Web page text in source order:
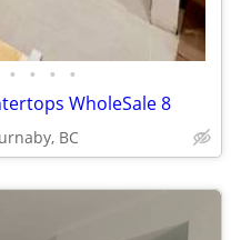
• • • •
WholeSale 8
BC